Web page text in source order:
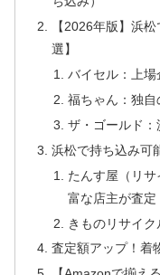
【2026年版】浜
選】
バイセル：上
福ちゃん：独
ザ・ゴールド
浜松で持ち込み可
たんす屋（リ
富な店主が査定
きものリサイ
査定額アップ！着